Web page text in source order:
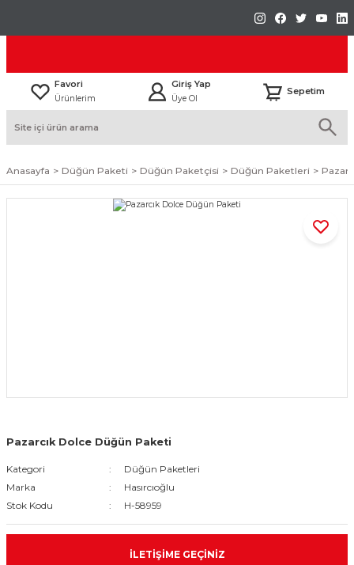
Favori
Ürünlerim
Giriş Yap
Üye Ol
Sepetim
Anasayfa Düğün Paketi Düğün Paketçisi Düğün Paketleri
Pazarcık Dolce Düğün Paketi
Kategori
Düğün Paketleri
Marka
Hasırcıoğlu
Stok Kodu
H-58959
İLETIŞIME GEÇINIZ